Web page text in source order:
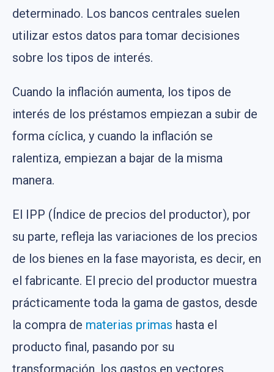
determinado. Los bancos centrales suelen
utilizar estos datos para tomar decisiones
sobre los tipos de interés.
Cuando la inflación aumenta, los tipos de
interés de los préstamos empiezan a subir de
forma cíclica, y cuando la inflación se
ralentiza, empiezan a bajar de la misma
manera.
El IPP (Índice de precios del productor), por
su parte, refleja las variaciones de los precios
de los bienes en la fase mayorista, es decir, en
el fabricante. El precio del productor muestra
prácticamente toda la gama de gastos, desde
la compra de materias primas hasta el
producto final, pasando por su
transformación, los gastos en vectores